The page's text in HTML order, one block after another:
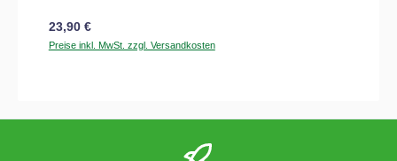
Regulärer Preis:
23,90 €
Preise inkl. MwSt. zzgl. Versandkosten